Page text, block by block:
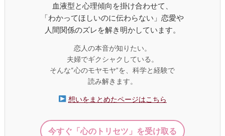
血液型と心理傾向を掛け合わせて、
「わかってほしいのに伝わらない」恋愛や
人間関係のズレを解き明かしています。
恋人の本音が知りたい。
夫婦でギクシャクしている。
そんな“心のモヤモヤ”を、科学と経験で
読み解きます。
想いをまとめたページはこちら
今すぐ「心のトリセツ」を受け取る